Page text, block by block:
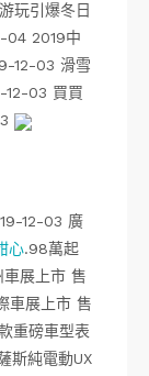
玩引爆冬日
04 2019中
12-03 滑雪
12-03 買買
12-03 廣
心.98萬起
展上市 售
車展上市 售
重磅車型表
斯純電動UX